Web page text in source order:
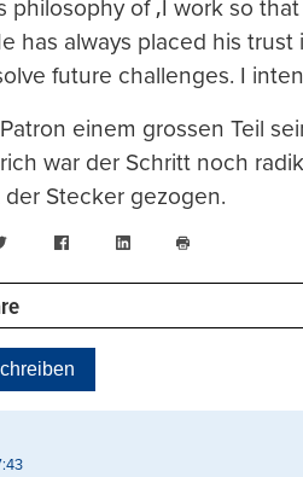
philosophy of ‚I work so
has always placed his
future challenges. I
einem grossen Teil
war der Schritt noch
Stecker gezogen.
Twitter FacebookLinkedIn
drucken